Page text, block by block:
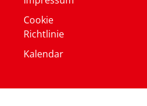
Cookie
Richtlinie
Kalendar